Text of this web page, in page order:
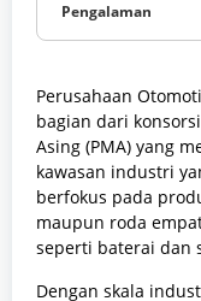
Pengalaman
Perusahaan
bagian dari
Asing (PMA) yang
kawasan industri
berfokus pada
maupun roda
seperti baterai dan
Dengan skala